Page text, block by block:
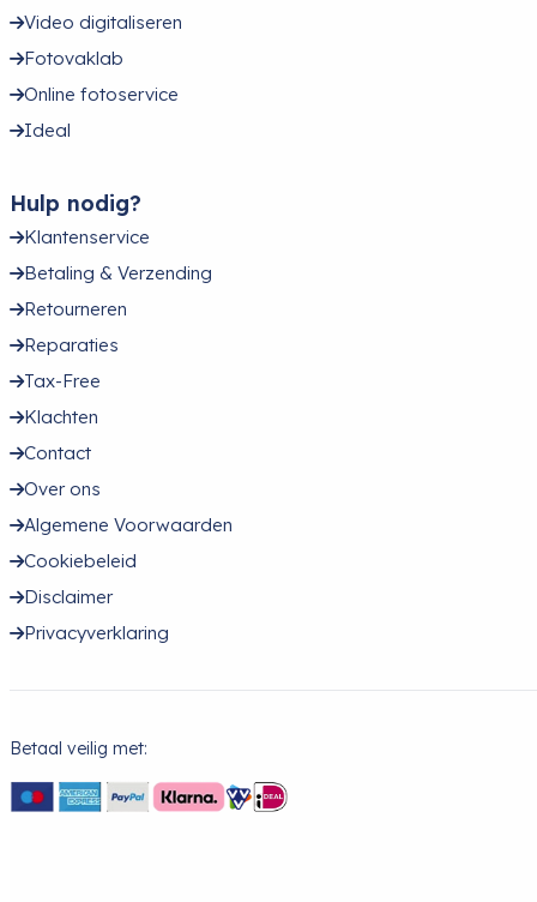
Video digitaliseren
Fotovaklab
Online fotoservice
Ideal
Hulp nodig?
Klantenservice
Betaling & Verzending
Retourneren
Reparaties
Tax-Free
Klachten
Contact
Over ons
Algemene Voorwaarden
Cookiebeleid
Disclaimer
Privacyverklaring
Betaal veilig met: